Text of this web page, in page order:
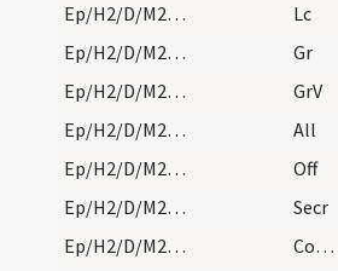
Ep/H2/D/M2/Mass Propers
Lc
Ep/H2/D/M2/Mass Propers
Gr
Ep/H2/D/M2/Mass Propers
GrV
Ep/H2/D/M2/Mass Propers
All
Ep/H2/D/M2/Mass Propers
Off
Ep/H2/D/M2/Mass Propers
Secr
Ep/H2/D/M2/Mass Propers
Comm